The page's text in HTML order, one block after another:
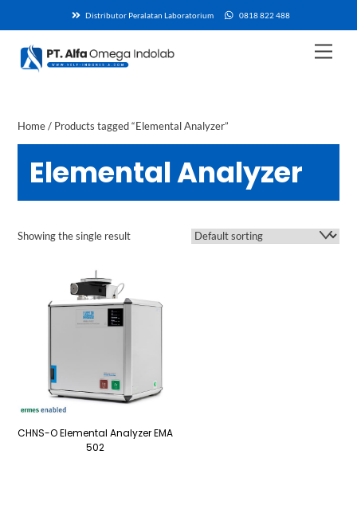
Distributor Peralatan Laboratorium 0818 822 488
Menu
Home/ Products tagged “Elemental Analyzer”
Elemental Analyzer
Showing the single result
CHNS-O Elemental Analyzer EMA
502